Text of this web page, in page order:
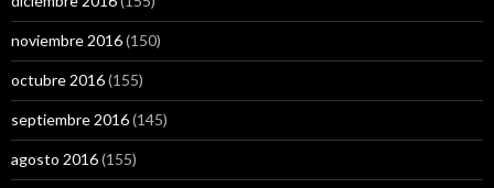
noviembre 2016(150)
octubre 2016(155)
septiembre 2016(145)
agosto 2016(155)